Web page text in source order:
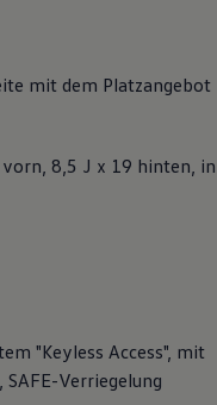
mit dem Platzangebot
8,5 J x 19 hinten, in
"Keyless Access", mit
Verriegelung